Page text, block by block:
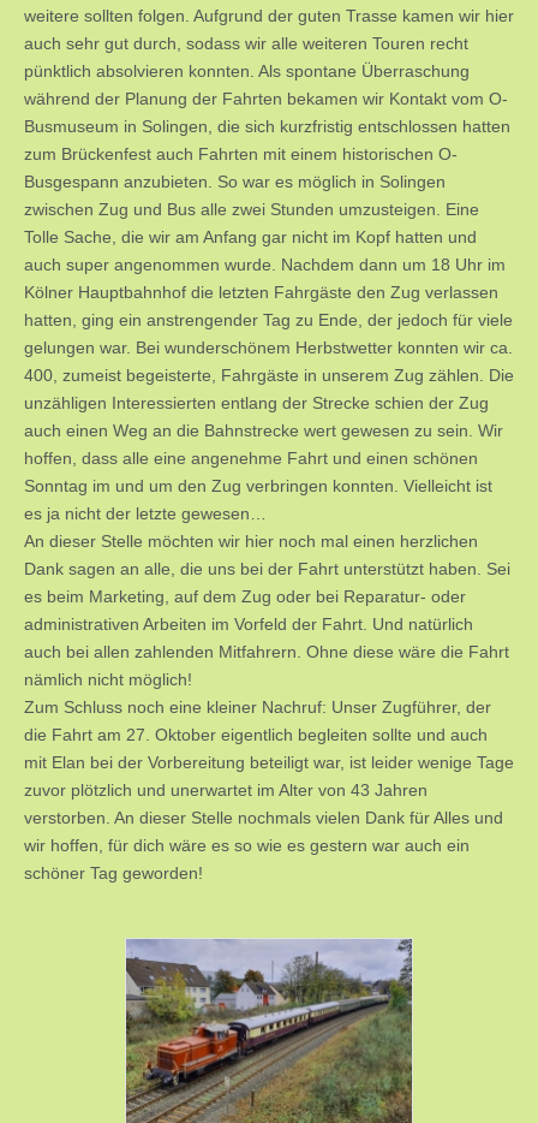
weitere sollten folgen. Aufgrund der guten Trasse kamen wir hier
auch sehr gut durch, sodass wir alle weiteren Touren recht
pünktlich absolvieren konnten. Als spontane Überraschung
während der Planung der Fahrten bekamen wir Kontakt vom O-
Busmuseum in Solingen, die sich kurzfristig entschlossen hatten
zum Brückenfest auch Fahrten mit einem historischen O-
Busgespann anzubieten. So war es möglich in Solingen
zwischen Zug und Bus alle zwei Stunden umzusteigen. Eine
Tolle Sache, die wir am Anfang gar nicht im Kopf hatten und
auch super angenommen wurde. Nachdem dann um 18 Uhr im
Kölner Hauptbahnhof die letzten Fahrgäste den Zug verlassen
hatten, ging ein anstrengender Tag zu Ende, der jedoch für viele
gelungen war. Bei wunderschönem Herbstwetter konnten wir ca.
400, zumeist begeisterte, Fahrgäste in unserem Zug zählen. Die
unzähligen Interessierten entlang der Strecke schien der Zug
auch einen Weg an die Bahnstrecke wert gewesen zu sein. Wir
hoffen, dass alle eine angenehme Fahrt und einen schönen
Sonntag im und um den Zug verbringen konnten. Vielleicht ist
es ja nicht der letzte gewesen…
An dieser Stelle möchten wir hier noch mal einen herzlichen
Dank sagen an alle, die uns bei der Fahrt unterstützt haben. Sei
es beim Marketing, auf dem Zug oder bei Reparatur- oder
administrativen Arbeiten im Vorfeld der Fahrt. Und natürlich
auch bei allen zahlenden Mitfahrern. Ohne diese wäre die Fahrt
nämlich nicht möglich!
Zum Schluss noch eine kleiner Nachruf: Unser Zugführer, der
die Fahrt am 27. Oktober eigentlich begleiten sollte und auch
mit Elan bei der Vorbereitung beteiligt war, ist leider wenige Tage
zuvor plötzlich und unerwartet im Alter von 43 Jahren
verstorben. An dieser Stelle nochmals vielen Dank für Alles und
wir hoffen, für dich wäre es so wie es gestern war auch ein
schöner Tag geworden!